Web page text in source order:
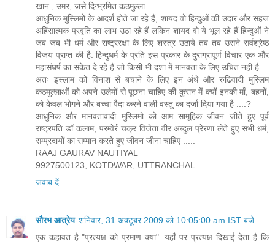
खान , उमर, जसे दिग्भ्रमित कठमुल्ला
आधुनिक मुस्लिमो के आदर्श होते जा रहे हैं, शायद वो हिन्दुओं की उदार और सहज
अहिंसात्मक प्रवृति का लाभ उठा रहे हैं लकिन शायद वो ये भूल रहे हैं हिन्दुओं ने
जब जब भी धर्म और राष्ट्ररक्षा के लिए शस्त्र उठाये तब तब उसने सर्वश्रेष्ठ
विजय प्राप्त की है. हिन्दुधर्म के प्रति इस प्रकार के दुराग्रापूर्ण विचार एक और
महासंघर्ष का संकेत दे रहे हैं जो किसी भी दशा में मानवता के लिए उचित नही है .
अतः इस्लाम को विनाश से बचाने के लिए इन अंधे और रुढिवादी मुस्लिम
कठमुल्लाओं को अपने उलेमों से पूछना चाहिए की कुरान में क्यों इनकी माँ, बहनों,
को केवल भोगने और बच्चा पैदा करने वाली वस्तु का दर्जा दिया गया है ....?
आधुनिक और मानवतावादी मुस्लिमो को आम सामूहिक जीवन जीते हुए पूर्व
राष्ट्रपति डॉ कलाम, परम्वेर्र चक्र विजेता वीर अब्दुल प्रेरणा लेते हुए सभी धर्म,
सम्प्रदायों का सम्मान करते हुए जीवन जीना चाहिए .....
RAAJ GAURAV NAUTIYAL
9927500123, KOTDWAR, UTTRANCHAL
जवाब दें
सौरभ आत्रेय शनिवार, 31 अक्टूबर 2009 को 10:05:00 am IST बजे
एक कहावत है "प्रत्यक्ष को प्रमाण क्या". यहाँ पर प्रत्यक्ष दिखाई देता है कि